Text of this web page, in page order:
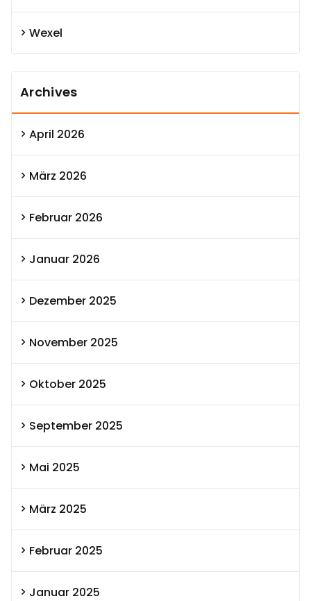
Wexel
Archives
April 2026
März 2026
Februar 2026
Januar 2026
Dezember 2025
November 2025
Oktober 2025
September 2025
Mai 2025
März 2025
Februar 2025
Januar 2025